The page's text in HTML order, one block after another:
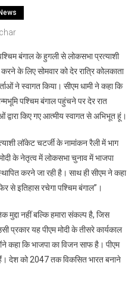
बंगाल के हुगली से लोकसभा प्रत्याशी
के लिए सोमवार को देर रात्रि कोलकाता
ने स्वागत किया। सीएम धामी ने कहा कि
पश्चिम बंगाल पहुंचने पर देर रात
द्वारा किए गए आत्मीय स्वागत से अभिभूत हूं।
लॉकेट चटर्जी के नामांकन रैली में भाग
के नेतृत्व में लोकसभा चुनाव में भाजपा
करने जा रही है। साथ ही सीएम ने कहा
से इतिहास रचेगा पश्चिम बंगाल”।
मुद्दा नहीं बल्कि हमारा संकल्प है, जिस
प्रकार यह पीएम मोदी के तीसरे कार्यकाल
कहा कि भाजपा का विजन साफ है। पीएम
हैं। देश को 2047 तक विकसित भारत बनाने